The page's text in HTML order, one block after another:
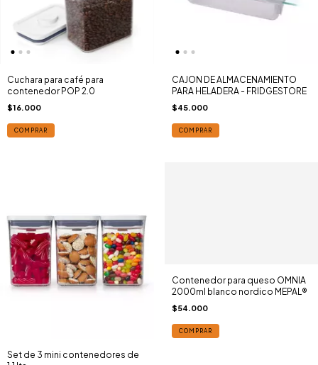
Cuchara para café para
contenedor POP 2.0
$16.000
COMPRAR
CAJON DE ALMACENAMIENTO
PARA HELADERA - FRIDGESTORE
$45.000
COMPRAR
Set de 3 mini contenedores de
Contenedor para queso OMNIA
2000ml blanco nordico MEPAL®
$54.000
COMPRAR